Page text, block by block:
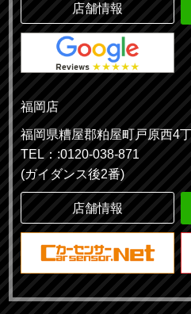
店舗情報
福岡店
福岡県糟屋郡粕屋町戸原西4
TEL：:0120-038-871
(ガイダンス後2番)
店舗情報